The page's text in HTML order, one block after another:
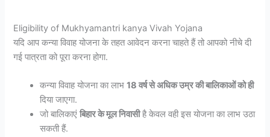
Eligibility of Mukhyamantri kanya Vivah Yojana
यदि आप कन्या विवाह योजना के तहत आवेदन करना चाहते हैं तो आपको नीचे दी
गई पात्रता को पूरा करना होगा.
कन्या विवाह योजना का लाभ18 वर्ष से अधिक उम्र की बालिकाओं को ही
दिया जाएगा.
जो बालिकाएंबिहार के मूल निवासीहै केवल वही इस योजना का लाभ उठा
सकती हैं.